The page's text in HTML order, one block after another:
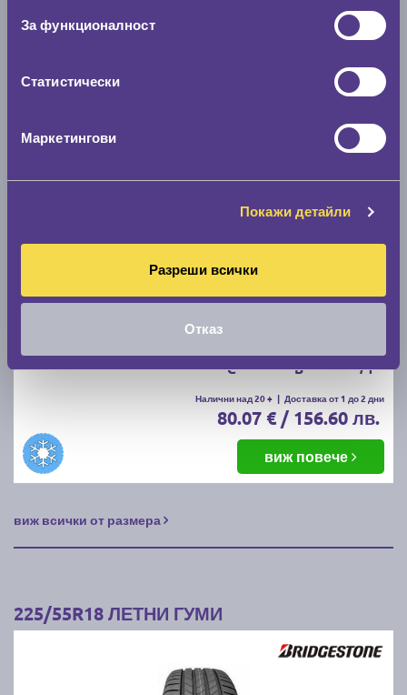
За функционалност
Статистически
Маркетингови
Покажи детайли
Разреши всички
Отказ
71
Доставка от 1 до 2 дни
виж повече
Зимни гуми FIRESTONE WINTERHAWK 4 205/55
C B 71
Налични над 20 + | Доставка от 1 до 2 дни
80.07 € / 156.60 лв.
виж повече
виж всички от размера
225/55R18 ЛЕТНИ ГУМИ